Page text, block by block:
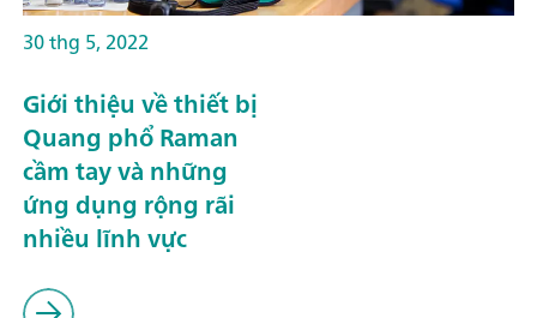
30 thg 5, 2022
Giới thiệu về thiết bị
Quang phổ Raman
cầm tay và những
ứng dụng rộng rãi
nhiều lĩnh vực